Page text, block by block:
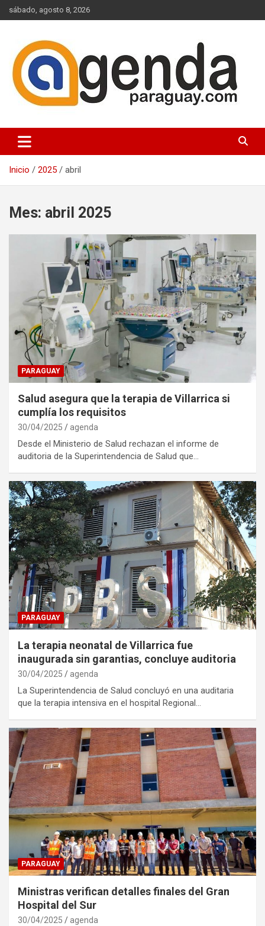
Saltar
al
sábado, agosto 8, 2026
Agenda Paraguay
Inicio 2025 abril
Mes: abril 2025
PARAGUAY
Salud asegura que la terapia de Villarrica si
cumplía los requisitos
30/04/2025 agenda
Desde el Ministerio de Salud rechazan el informe de
auditoria de la Superintendencia de Salud que…
PARAGUAY
La terapia neonatal de Villarrica fue
inaugurada sin garantias, concluye auditoria
30/04/2025 agenda
La Superintendencia de Salud concluyó en una auditaria
que la terapia intensiva en el hospital Regional…
PARAGUAY
Ministras verifican detalles finales del Gran
Hospital del Sur
30/04/2025 agenda